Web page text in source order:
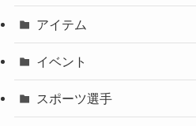
アイテム
イベント
スポーツ選手